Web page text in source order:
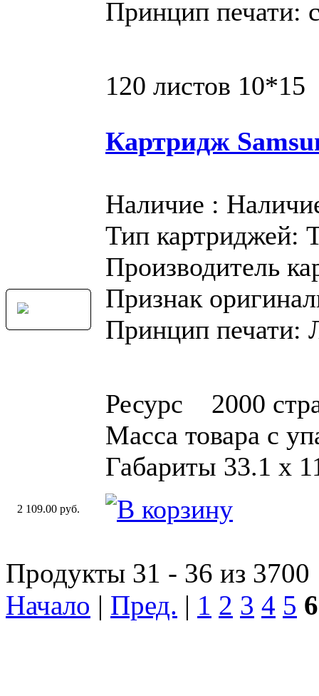
Принцип печати:
120 листов 10*15
Картридж
Наличие :
Тип картриджей:
Производитель
Признак
Принцип печати:
Ресурс 2000
Масса товара с
Габариты 33.1 х
2 109.00 руб.
Продукты 31 - 36 из 3700
Начало | Пред. | 1 2 3 4 5 6